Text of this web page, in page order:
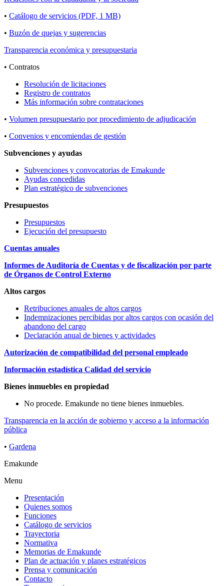
• Catálogo de servicios (PDF, 1 MB)
• Buzón de quejas y sugerencias
Transparencia económica y presupuestaria
• Contratos
Resolución de licitaciones
Registro de contratos
Más información sobre contrataciones
• Volumen presupuestario por procedimiento de adjudicación
• Convenios y encomiendas de gestión
Subvenciones y ayudas
Subvenciones y convocatorias de Emakunde
Ayudas concedidas
Plan estratégico de subvenciones
Presupuestos
Presupuestos
Ejecución del presupuesto
Cuentas anuales
Informes de Auditoría de Cuentas y de fiscalización por parte
de Órganos de Control Externo
Altos cargos
Retribuciones anuales de altos cargos
Indemnizaciones percibidas por altos cargos con ocasión del
abandono del cargo
Declaración anual de bienes y actividades
Autorización de compatibilidad del personal empleado
Información estadística Calidad del servicio
Bienes inmuebles en propiedad
No procede. Emakunde no tiene bienes inmuebles.
Transparencia en la acción de gobierno y acceso a la información
pública
• Gardena
Emakunde
Menu
Presentación
Quienes somos
Funciones
Catálogo de servicios
Trayectoria
Normativa
Memorias de Emakunde
Plan de actuación y planes estratégicos
Prensa y comunicación
Contacto